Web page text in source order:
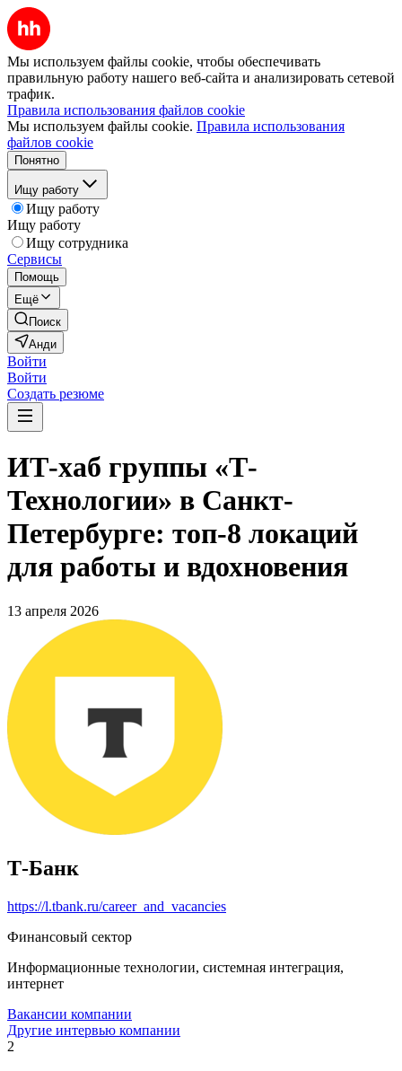
Мы используем файлы cookie, чтобы обеспечивать
правильную работу нашего веб-сайта и анализировать сетевой
трафик.
Правила использования файлов cookie
Мы используем файлы cookie. Правила использования
файлов cookie
Понятно
Ищу работу
Ищу работу
Ищу работу
Ищу сотрудника
Сервисы
Помощь
Ещё
Поиск
Анди
Войти
Войти
Создать резюме
ИТ-хаб группы «Т-
Технологии» в Санкт-
Петербурге: топ-8 локаций
для работы и вдохновения
13 апреля 2026
Т-Банк
https://l.tbank.ru/career_and_vacancies
Финансовый сектор
Информационные технологии, системная интеграция,
интернет
Вакансии компании
Другие интервью компании
2